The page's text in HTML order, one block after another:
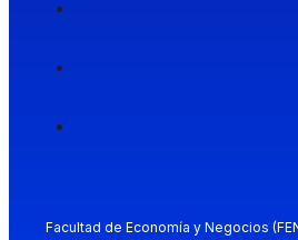
Facultad de Economía y Negocios